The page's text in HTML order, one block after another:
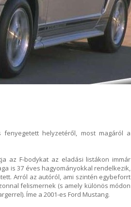
helyzetéről, most magáról a
az F-bodykat az eladási listákon immár
is 37 éves hagyományokkal rendelkezik,
Arról az autóról, ami szintén egybeforrt
felismernek (s amely különös módon
Íme a 2001-es Ford Mustang.